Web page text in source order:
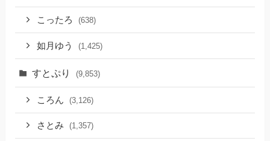
こったろ (638)
如月ゆう (1,425)
すとぷり (9,853)
ころん (3,126)
さとみ (1,357)